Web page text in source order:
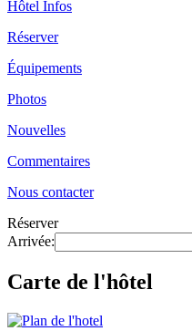
Hôtel Infos
Réserver
Équipements
Photos
Nouvelles
Commentaires
Nous contacter
Réserver
Arrivée:
Carte de l'hôtel